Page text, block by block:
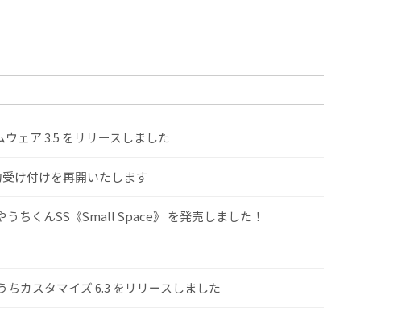
ェア 3.5 をリリースしました
け付けを再開いたします
うちくんSS《Small Space》 を発売しました！
カスタマイズ 6.3 をリリースしました